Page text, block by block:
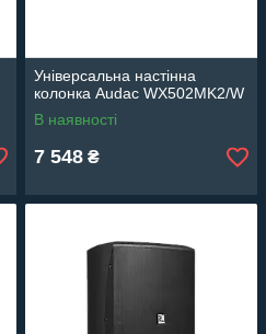
Універсальна настінна
колонка Audac WX502MK2/W
В наявності
7 548 ₴